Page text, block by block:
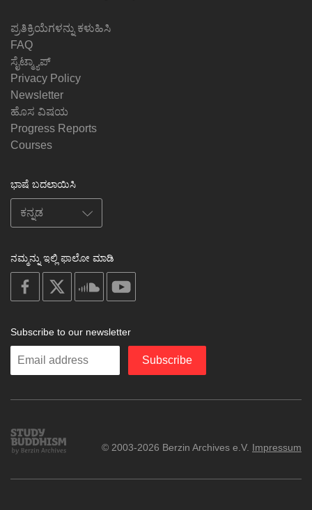
ಪ್ರತಿಕ್ರಿಯೆಗಳನ್ನು ಕಳುಹಿಸಿ
FAQ
ಸೈಟ್ಮ್ಯಾಪ್
Privacy Policy
Newsletter
ಹೊಸ ವಿಷಯ
Progress Reports
Courses
ಭಾಷೆ ಬದಲಾಯಿಸಿ
ನಮ್ಮನ್ನು ಇಲ್ಲಿ ಫಾಲೋ ಮಾಡಿ
on
facebook
soundcloud
Subscribe to our newsletter
Enter
Subscribe
Study
Buddhism
© 2003-2026 Berzin Archives e.V. Impressum